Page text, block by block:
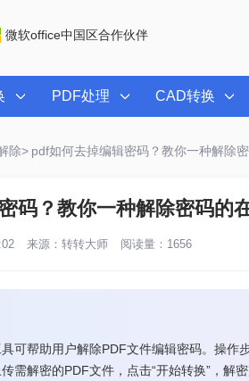
微软office中国区合作伙伴
PDF处理 CAD转换
除> pdf如何去掉编辑密码？教你一种解除
码？教你一种解除密码的
来源： 转转大师 阅读量：1656
可帮助用户解除PDF文件编辑密码。操作
需解密的PDF文件，点击“开始转换”，解